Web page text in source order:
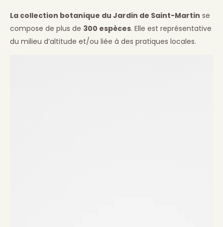
La collection botanique du Jardin de Saint-Martin se
compose de plus de 300 espèces. Elle est représentative
du milieu d’altitude et/ou liée à des pratiques locales.